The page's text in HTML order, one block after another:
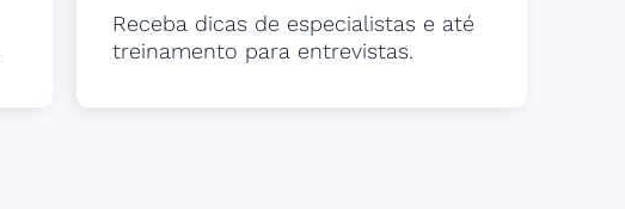
Receba dicas de especialistas e até
treinamento para entrevistas.